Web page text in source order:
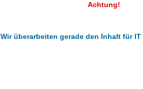
Achtung!
Wir überarbeiten gerade den Inhalt für